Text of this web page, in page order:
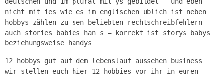
deutschen und im plural mit ys gebildet – und eben
nicht mit ies wie es im englischen üblich ist neben
hobbys zählen zu sen beliebten rechtschreibfehlern
auch stories babies han s – korrekt ist storys babys
beziehungsweise handys
12 hobbys gut auf dem lebenslauf aussehen business
wir stellen euch hier 12 hobbies vor ihr in euren